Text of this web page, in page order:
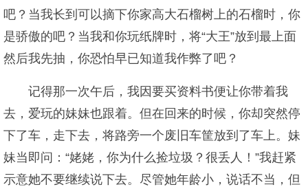
吧？当我长到可以摘下你家高大石榴树上的石榴时，你
是骄傲的吧？当我和你玩纸牌时，将“大王”放到最上面
然后我先抽，你恐怕早已知道我作弊了吧？
记得那一次午后，我因要买资料书便让你带着我
去，爱玩的妹妹也跟着。但在回来的时候，你却突然停
下了车，走下去，将路旁一个废旧车筐放到了车上。妹
妹当即问：“姥姥，你为什么捡垃圾？很丢人！”我赶紧
示意她不要继续说下去。尽管她年龄小，说话不当，但